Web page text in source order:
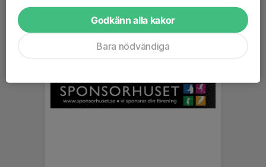
Godkänn alla kakor
Bara nödvändiga